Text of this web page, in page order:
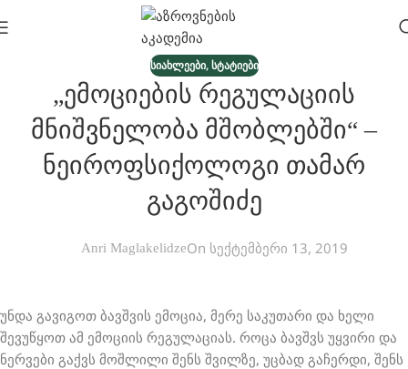
ᲡᲘᲐᲮᲚᲔᲔᲑᲘ, ᲡᲢᲐᲢᲘᲔᲑᲘ
„ემოციების Რეგულაციის
Მნიშვნელობა Მშობლებში“ –
Ნეიროფსიქოლოგი Თამარ
Გაგოშიძე
Anri MaglakelidzeOn სექტემბერი 13, 2019
უნდა გავიგოთ ბავშვის ემოცია, მერე საკუთარი და ხელი
შევუწყოთ ამ ემოციის რეგულაციას. როცა ბავშვს უყვირი და
ნერვები გაქვს მოშლილი შენს შვილზე, უცბად გაჩერდი, შენს